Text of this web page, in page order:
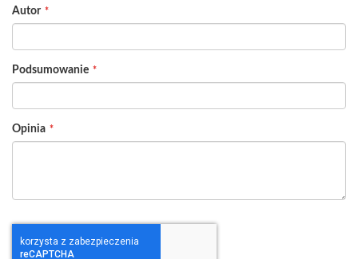
star
stars
stars
stars
stars
Autor
Podsumowanie
Opinia